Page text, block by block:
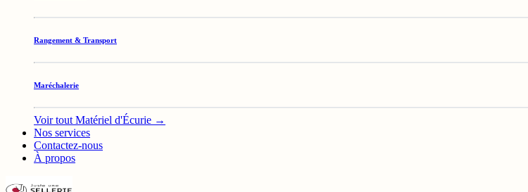
Rangement & Transport
Maréchalerie
Voir tout Matériel d'Écurie →
Nos services
Contactez-nous
À propos